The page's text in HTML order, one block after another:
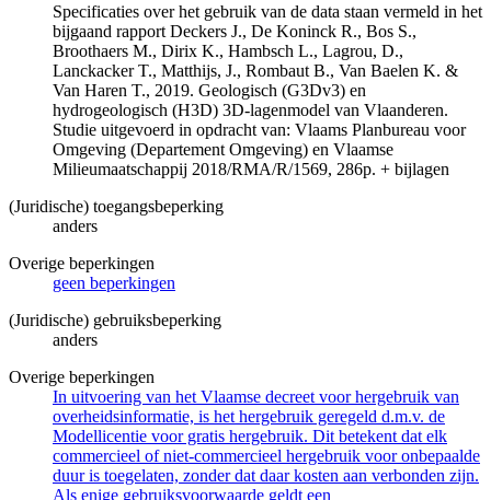
Specificaties over het gebruik van de data staan vermeld in het
bijgaand rapport Deckers J., De Koninck R., Bos S.,
Broothaers M., Dirix K., Hambsch L., Lagrou, D.,
Lanckacker T., Matthijs, J., Rombaut B., Van Baelen K. &
Van Haren T., 2019. Geologisch (G3Dv3) en
hydrogeologisch (H3D) 3D-lagenmodel van Vlaanderen.
Studie uitgevoerd in opdracht van: Vlaams Planbureau voor
Omgeving (Departement Omgeving) en Vlaamse
Milieumaatschappij 2018/RMA/R/1569, 286p. + bijlagen
(Juridische) toegangsbeperking
anders
Overige beperkingen
geen beperkingen
(Juridische) gebruiksbeperking
anders
Overige beperkingen
In uitvoering van het Vlaamse decreet voor hergebruik van
overheidsinformatie, is het hergebruik geregeld d.m.v. de
Modellicentie voor gratis hergebruik. Dit betekent dat elk
commercieel of niet-commercieel hergebruik voor onbepaalde
duur is toegelaten, zonder dat daar kosten aan verbonden zijn.
Als enige gebruiksvoorwaarde geldt een